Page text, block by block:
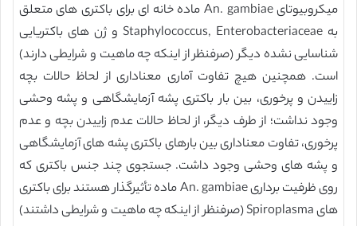
ميکروبيوتای An. gambiae ماده خانه ای برای باکتری های متعلق
به Staphylococcus, Enterobacteriaceae و ژن های باکتریایی
شناسایی نشده دیگر (صرفنظر از اینکه چه ماهیت و شرایطی دارند)
است. همچنین هیچ تفاوت آماری معناداری از لحاظ حالات بچه
زاییدن و پرخوری، بین بار باکتری پشه آزمایشگاهی و پشه وحشی
وجود نداشت؛ از طرف دیگر، از لحاظ حالات عدم زاییدن بچه و عدم
پرخوری، تفاوت معناداری بین بارهای باکتری پشه های آزمایشگاهی
و پشه های وحشی وجود داشت. جستجوی چند جنس باکتری که
روی ظرفیت برداری An. gambiae ماده تأثیرگذار هستند برای باکتری
های Spiroplasma (صرفنظر از اینکه چه ماهیت و شرایطی داشتند)